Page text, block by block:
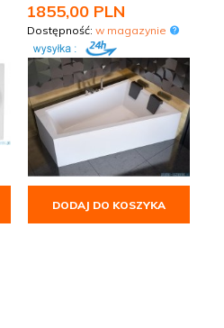
1855,00 PLN
Dostępność: w magazynie
DODAJ DO KOSZYKA